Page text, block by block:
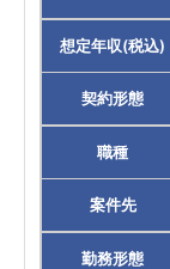
想定年収(税込)
契約形態
職種
案件先
勤務形態